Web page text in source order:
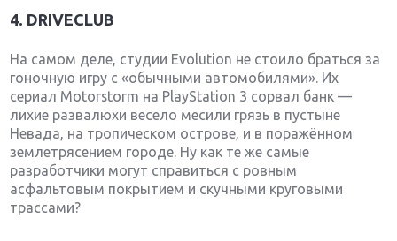
4. DRIVECLUB
На самом деле, студии Evolution не стоило браться за
гоночную игру с «обычными автомобилями». Их
сериал Motorstorm на PlayStation 3 сорвал банк —
лихие развалюхи весело месили грязь в пустыне
Невада, на тропическом острове, и в поражённом
землетрясением городе. Ну как те же самые
разработчики могут справиться с ровным
асфальтовым покрытием и скучными круговыми
трассами?